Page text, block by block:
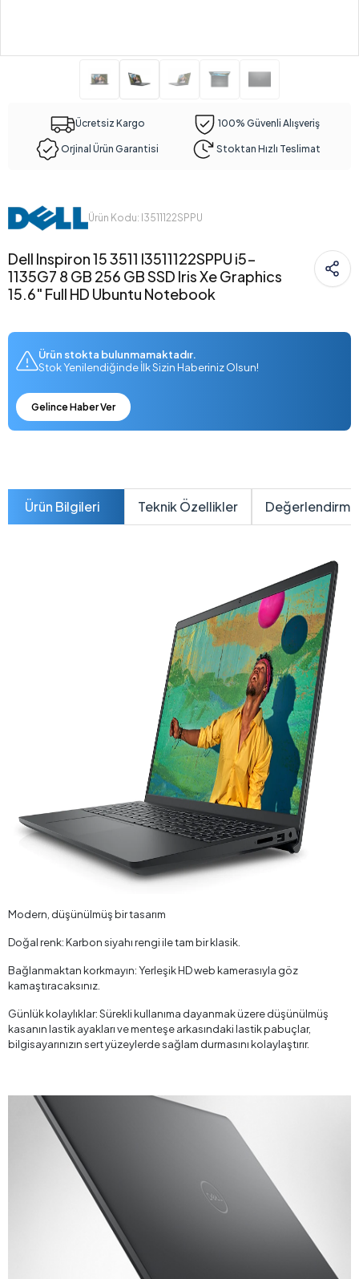
Ücretsiz Kargo 100% Güvenli Alışveriş
Orjinal Ürün Garantisi Stoktan Hızlı Teslimat
Ürün Kodu: I3511122SPPU
Dell Inspiron 15 3511 I3511122SPPU i5-
1135G7 8 GB 256 GB SSD Iris Xe Graphics
15.6" Full HD Ubuntu Notebook
Ürün stokta bulunmamaktadır.
Stok Yenilendiğinde İlk Sizin Haberiniz Olsun!
Gelince Haber Ver
Ürün Bilgileri Teknik Özellikler
Modern, düşünülmüş bir tasarım
Doğal renk: Karbon siyahı rengi ile tam bir klasik.
Bağlanmaktan korkmayın: Yerleşik HD web kamerasıyla göz
kamaştıracaksınız.
Günlük kolaylıklar: Sürekli kullanıma dayanmak üzere düşünülmüş
kasanın lastik ayakları ve menteşe arkasındaki lastik pabuçlar,
bilgisayarınızın sert yüzeylerde sağlam durmasını kolaylaştırır.